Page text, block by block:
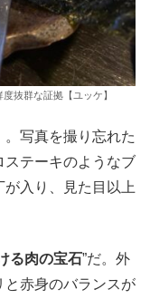
抜群な証拠【ユッケ】
。写真を撮り忘れた
ステーキのようなブ
が入り、見た目以上
る肉の宝石”だ。外
と赤身のバランスが